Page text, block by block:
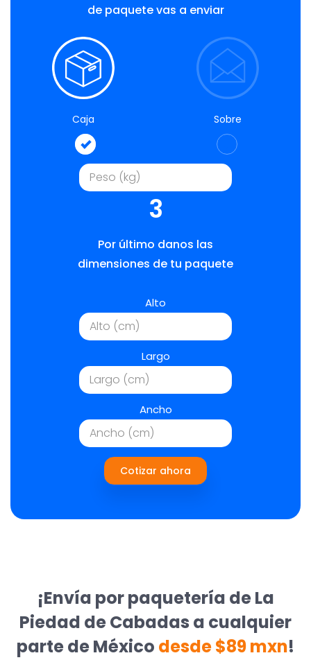
de paquete vas a enviar
Caja Sobre
3
Por último danos las
dimensiones de tu paquete
Alto
Largo
Ancho
Cotizar ahora
¡Envía por paquetería de La
Piedad de Cabadas a cualquier
parte de México desde $89 mxn!